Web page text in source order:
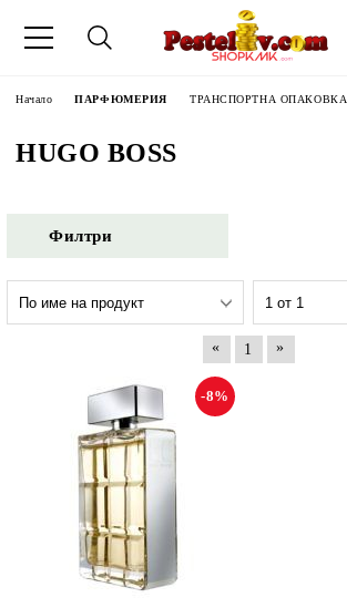
Начало ПАРФЮМЕРИЯ ТРАНСПОРТНА ОПАКОВКА
HUGO BOSS
Филтри
« 1 »
-8%